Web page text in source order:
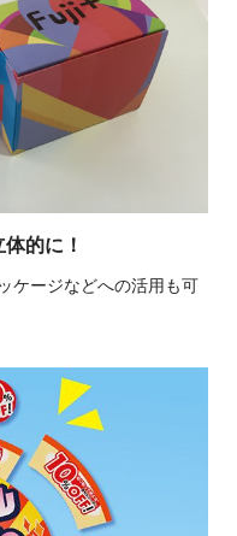
的に！
ケージなどへの活用も可